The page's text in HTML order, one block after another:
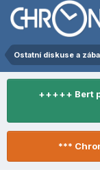
Ostatní diskuse a
+++++ Bert
***